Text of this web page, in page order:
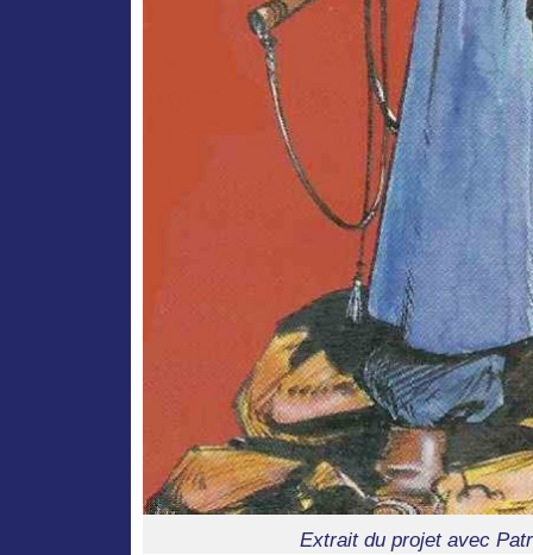
Extrait du projet avec